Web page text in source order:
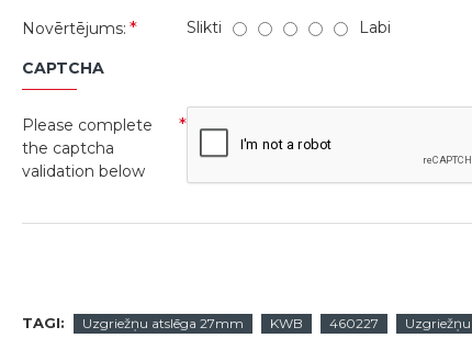
Novērtējums:
Slikti Labi
CAPTCHA
Please complete
the captcha
validation below
TAGI: Uzgriežņu atslēga 27mm KWB 460227